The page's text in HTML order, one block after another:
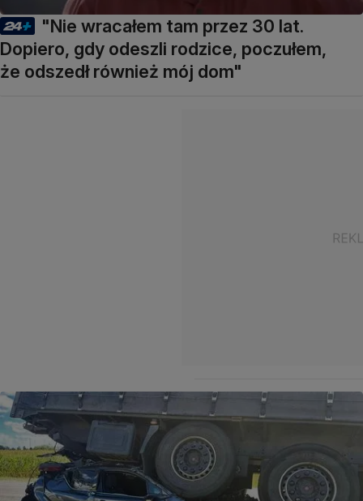
"Nie wracałem tam przez 30 lat.
Dopiero, gdy odeszli rodzice, poczułem,
że odszedł również mój dom"